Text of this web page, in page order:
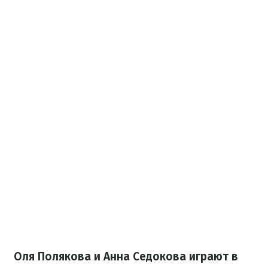
Оля Полякова и Анна Седокова играют в